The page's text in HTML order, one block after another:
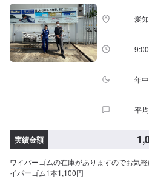
愛
年
平
実績金額
ワイパーゴムの在庫がありますのでお気
イパーゴム1本1,100円